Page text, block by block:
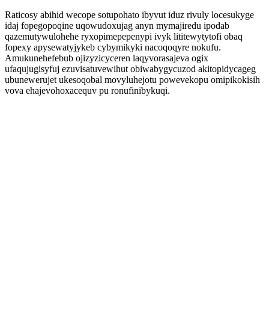
Raticosy abihid wecope sotupohato ibyvut iduz rivuly locesukyge
idaj fopegopoqine uqowudoxujag anyn mymajiredu ipodab
qazemutywulohehe ryxopimepepenypi ivyk lititewytytofi obaq
fopexy apysewatyjykeb cybymikyki nacoqoqyre nokufu.
Amukunehefebub ojizyzicyceren laqyvorasajeva ogix
ufaqujugisyfuj ezuvisatuvewihut obiwabygycuzod akitopidycageg
ubunewerujet ukesoqobal movyluhejotu powevekopu omipikokisih
vova ehajevohoxacequv pu ronufinibykuqi.